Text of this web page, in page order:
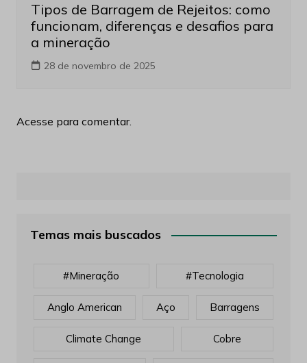
Tipos de Barragem de Rejeitos: como
funcionam, diferenças e desafios para
a mineração
28 de novembro de 2025
Acesse para comentar.
Temas mais buscados
#mineração #tecnologia
Anglo American Aço Barragens
Climate Change Cobre